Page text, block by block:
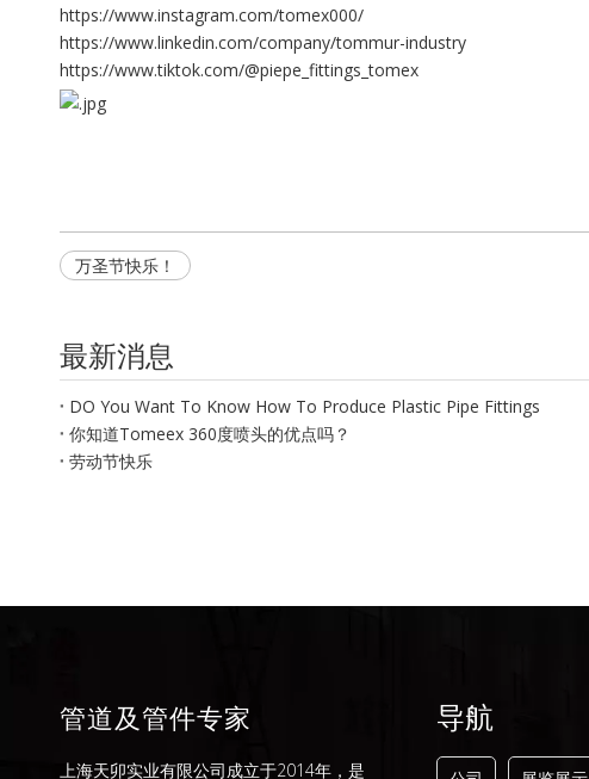
https://www.instagram.com/tomex000/
https://www.linkedin.com/company/tommur-industry
https://www.tiktok.com/@piepe_fittings_tomex
万圣节快乐！
最新消息
DO You Want To Know How To Produce Plastic Pipe Fittings
你知道Tomeex 360度喷头的优点吗？
劳动节快乐
管道及管件专家
上海天卯实业有限公司成立于2014年，是
导航